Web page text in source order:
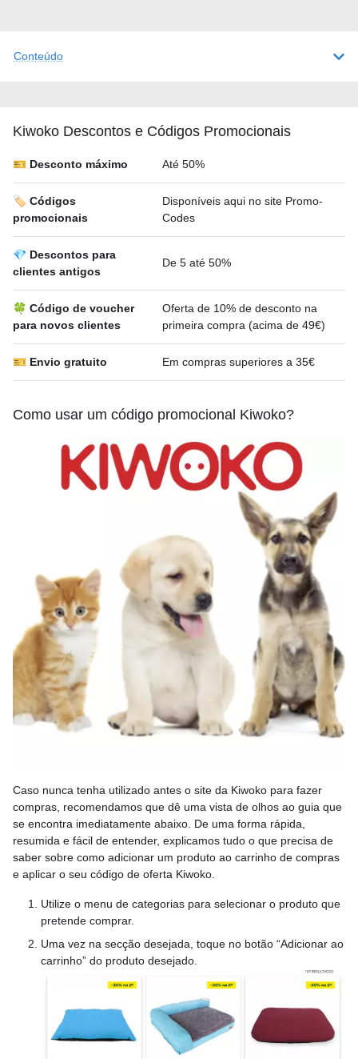
Conteúdo
Kiwoko Descontos e Códigos Promocionais
🎫 Desconto máximo Até 50%
🏷️ Códigos
promocionais
Disponíveis aqui no site Promo-
Codes
💎 Descontos para
clientes antigos
De 5 até 50%
🍀 Código de voucher
para novos clientes
Oferta de 10% de desconto na
primeira compra (acima de 49€)
🎫 Envio gratuito Em compras superiores a 35€
Como usar um código promocional Kiwoko?
Caso nunca tenha utilizado antes o site da Kiwoko para fazer
compras, recomendamos que dê uma vista de olhos ao guia que
se encontra imediatamente abaixo. De uma forma rápida,
resumida e fácil de entender, explicamos tudo o que precisa de
saber sobre como adicionar um produto ao carrinho de compras
e aplicar o seu código de oferta Kiwoko.
Utilize o menu de categorias para selecionar o produto que
pretende comprar.
Uma vez na secção desejada, toque no botão “Adicionar ao
carrinho” do produto desejado.